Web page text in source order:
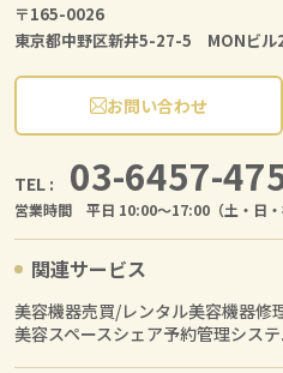
〒165-0026
東京都中野区新井5-27-5 MONビル
お問い合わせ
TEL : 03-6457-
営業時間 平日 10:00〜17:00（土・日・
関連サービス
美容機器売買/レンタル美容機器修
美容スペースシェア予約管理シス